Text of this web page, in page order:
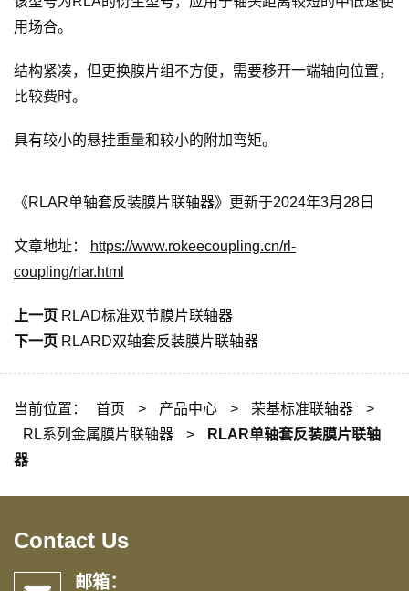
用场合。
结构紧凑，但更换膜片组不方便，需要移开一端轴向位置，
比较费时。
具有较小的悬挂重量和较小的附加弯矩。
《RLAR单轴套反装膜片联轴器》更新于2024年3月28日
文章地址：
https://www.rokeecoupling.cn/rl-
coupling/rlar.html
上一页 RLAD标准双节膜片联轴器
下一页 RLARD双轴套反装膜片联轴器
当前位置： 首页 > 产品中心 > 荣基标准联轴器
>
RL系列金属膜片联轴器
>
RLAR单轴套反装膜片联轴
器
Contact Us
邮箱：